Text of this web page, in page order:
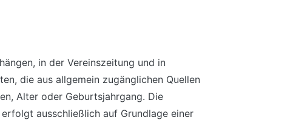
in der Vereinszeitung und in
die aus allgemein zugänglichen Quellen
Alter oder Geburtsjahrgang. Die
ausschließlich auf Grundlage einer